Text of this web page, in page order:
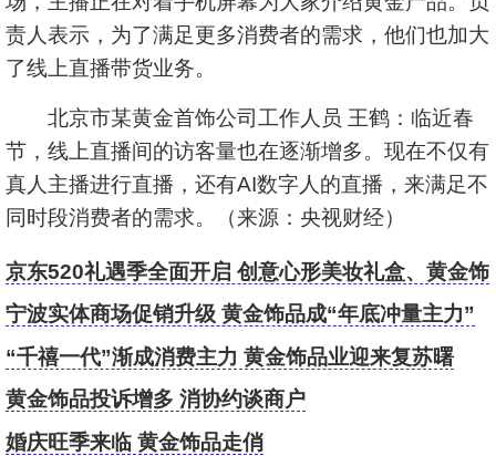
责人表示，为了满足更多消费者的需求，他们也加大
了线上直播带货业务。
北京市某黄金首饰公司工作人员 王鹤：临近春
节，线上直播间的访客量也在逐渐增多。现在不仅有
真人主播进行直播，还有AI数字人的直播，来满足不
同时段消费者的需求。（来源：央视财经）
京东520礼遇季全面开启 创意心形美妆礼盒、黄金饰
品拉满婚嫁仪式感
宁波实体商场促销升级 黄金饰品成“年底冲量主力”
“千禧一代”渐成消费主力 黄金饰品业迎来复苏曙
光
黄金饰品投诉增多 消协约谈商户
婚庆旺季来临 黄金饰品走俏